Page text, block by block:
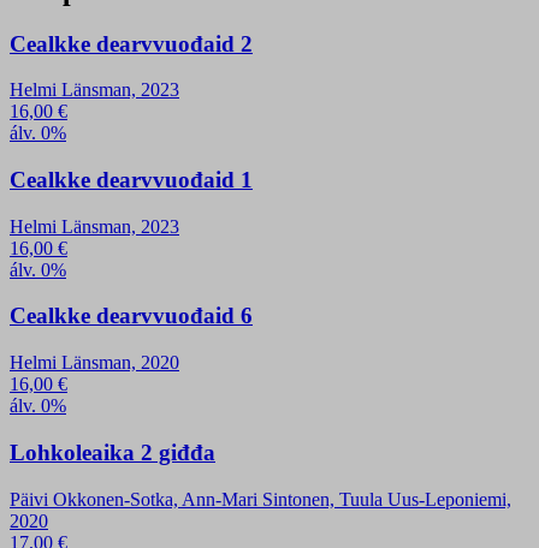
Cealkke dearvvuođaid 2
Helmi Länsman, 2023
16,00 €
álv. 0%
Cealkke dearvvuođaid 1
Helmi Länsman, 2023
16,00 €
álv. 0%
Cealkke dearvvuođaid 6
Helmi Länsman, 2020
16,00 €
álv. 0%
Lohkoleaika 2 giđđa
Päivi Okkonen-Sotka, Ann-Mari Sintonen, Tuula Uus-Leponiemi,
2020
17,00 €